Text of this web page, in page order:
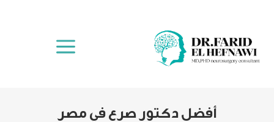
a
أفضل دكتور صرع في مصر